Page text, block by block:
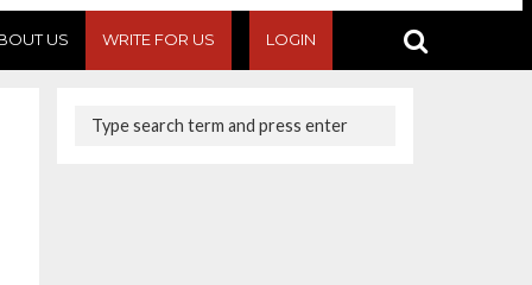
US WRITE FOR US LOGIN